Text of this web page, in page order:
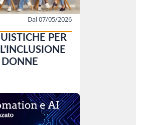
Dal 07/05/2026
PER
DONNE